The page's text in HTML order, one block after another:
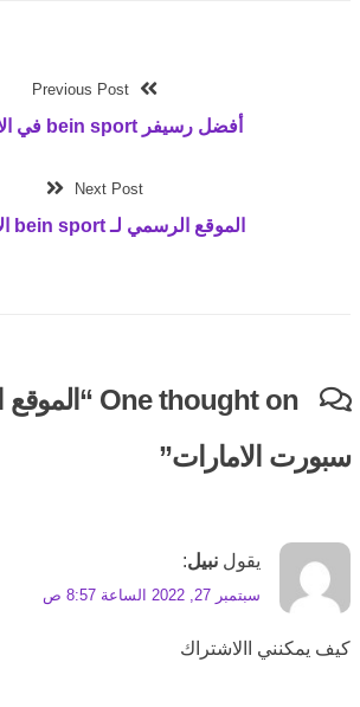
Previous Post
أفضل رسيفر bein sport في الامارات
Next Post
الموقع الرسمي لـ bein sport الامارات
سبورت الامارات”
يقول نبيل:
سبتمبر 27, 2022 الساعة 8:57 ص
كيف يمكنني االاشتراك